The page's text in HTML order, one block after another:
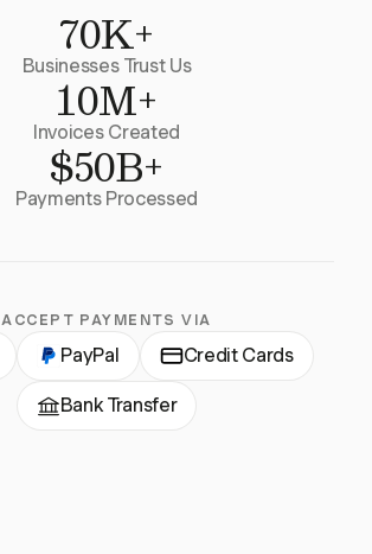
70K+
Businesses Trust Us
10M+
Invoices Created
$50B+
Payments Processed
ACCEPT PAYMENTS VIA
PayPal Credit Cards
Bank Transfer